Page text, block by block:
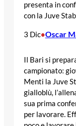
presenta in
con la Juve
3 Dic•Oscar
Il Bari si
campionato:
Menti la Juve
gialloblù,
sua prima
per lavorare.